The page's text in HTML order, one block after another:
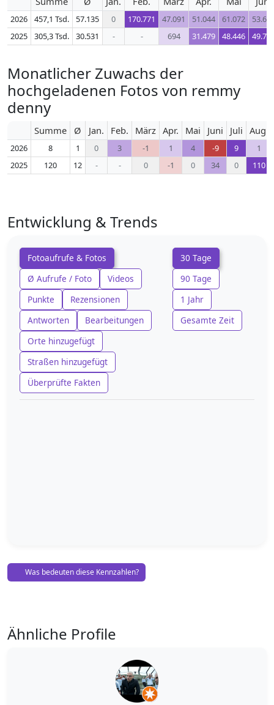
2026 457,1 Tsd. 57.135 0 170.771 47.091 51.044 61.072
2025
305,3 Tsd. 30.531 - - 694 31.479 48.446
Monatlicher Zuwachs der
hochgeladenen Fotos von remmy
denny
Summe Ø Jan. Feb. März Apr. Mai Juni Juli Aug.
2026 8 1 0 3 -1 1 4 -9 9
1
2025
120 12 - - 0 -1 0 34 0 110
Entwicklung & Trends
Fotoaufrufe & Fotos
Ø Aufrufe / Foto
Videos
Punkte
Rezensionen
Antworten
Bearbeitungen
Orte hinzugefügt
Straßen hinzugefügt
Überprüfte Fakten
30 Tage
90 Tage
1 Jahr
Gesamte Zeit
Was bedeuten diese Kennzahlen?
Ähnliche Profile